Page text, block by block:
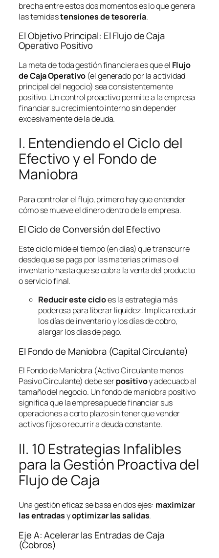
brecha entre estos dos momentos es lo que genera
las temidastensiones de tesorería.
El Objetivo Principal: El Flujo de Caja
Operativo Positivo
La meta de toda gestión financiera es que el Flujo
de Caja Operativo (el generado por la actividad
principal del negocio) sea consistentemente
positivo. Un control proactivo permite a la empresa
financiar su crecimiento interno sin depender
excesivamente de la deuda.
I. Entendiendo el Ciclo del
Efectivo y el Fondo de
Maniobra
Para controlar el flujo, primero hay que entender
cómo se mueve el dinero dentro de la empresa.
El Ciclo de Conversión del Efectivo
Este ciclo mide el tiempo (en días) que transcurre
desde que se paga por las materias primas o el
inventario hasta que se cobra la venta del producto
o servicio final.
Reducir este cicloes la estrategia más
poderosa para liberar liquidez. Implica reducir
los días de inventario y los días de cobro,
alargar los días de pago.
El Fondo de Maniobra (Capital Circulante)
El Fondo de Maniobra (Activo Circulante menos
Pasivo Circulante) debe serpositivoy adecuado al
tamaño del negocio. Un fondo de maniobra positivo
significa que la empresa puede financiar sus
operaciones a corto plazo sin tener que vender
activos fijos o recurrir a deuda constante.
II. 10 Estrategias Infalibles
para la Gestión Proactiva del
Flujo de Caja
Una gestión eficaz se basa en dos ejes: maximizar
las entradasyoptimizar las salidas.
Eje A: Acelerar las Entradas de Caja
(Cobros)